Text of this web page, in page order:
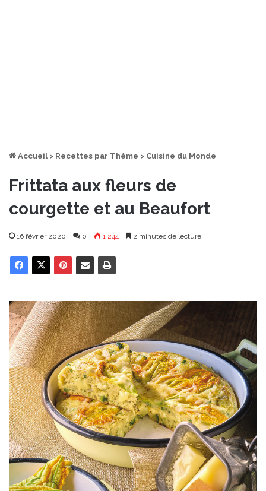
Accueil > Recettes par Thème > Cuisine du Monde
Frittata aux fleurs de
courgette et au Beaufort
16 février 2020 0 1 244 2 minutes de lecture